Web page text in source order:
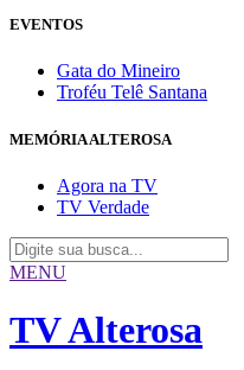
EVENTOS
Gata do Mineiro
Troféu Telê Santana
MEMÓRIA ALTEROSA
Agora na TV
TV Verdade
MENU
TV Alterosa